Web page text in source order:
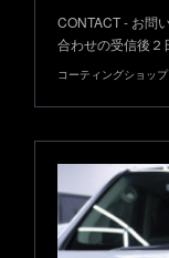
CONTACT - お問
合わせの受信後
コーティングショッ